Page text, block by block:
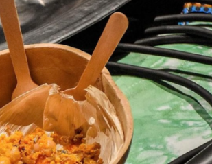
V…DE VOYAGE